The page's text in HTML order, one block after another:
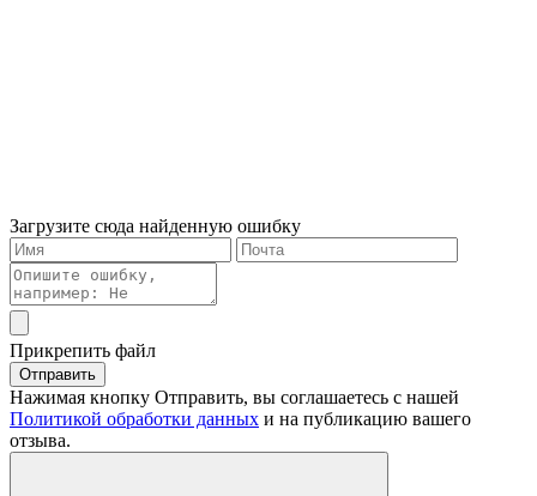
Загрузите сюда найденную ошибку
Прикрепить файл
Отправить
Нажимая кнопку Отправить, вы соглашаетесь с нашей
Политикой обработки данных и на публикацию вашего
отзыва.